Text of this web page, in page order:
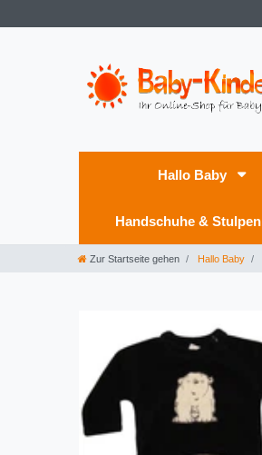
Hallo Baby
Handschuhe & Stulpen
Zur Startseite gehen Hallo Baby